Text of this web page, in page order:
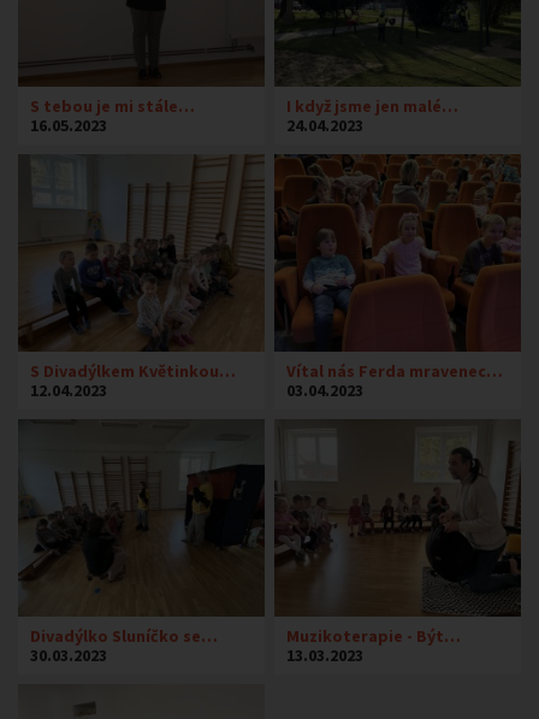
S tebou je mi stále…
16.05.2023
I když jsme jen malé…
24.04.2023
S Divadýlkem Květinkou…
12.04.2023
Vítal nás Ferda mravenec…
03.04.2023
Divadýlko Sluníčko se…
30.03.2023
Muzikoterapie - Být…
13.03.2023